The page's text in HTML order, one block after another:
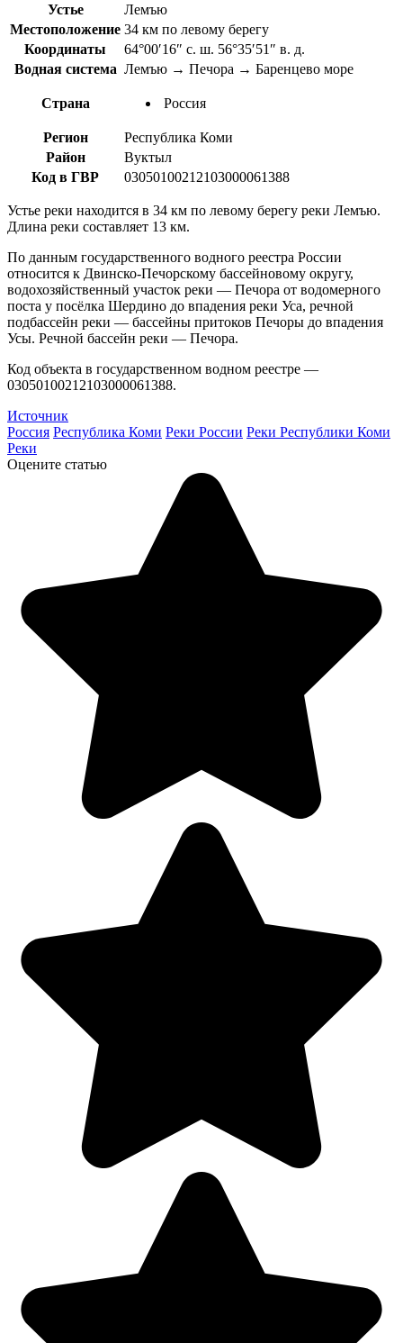
Устье
Лемъю
Местоположение 34 км по левому берегу
Координаты
64°00′16″ с. ш. 56°35′51″ в. д.
Водная система Лемъю → Печора → Баренцево море
Страна Россия
Регион
Республика Коми
Район
Вуктыл
Код в ГВР
03050100212103000061388
Устье реки находится в 34 км по левому берегу реки Лемъю.
Длина реки составляет 13 км.
По данным государственного водного реестра России
относится к Двинско-Печорскому бассейновому округу,
водохозяйственный участок реки — Печора от водомерного
поста у посёлка Шердино до впадения реки Уса, речной
подбассейн реки — бассейны притоков Печоры до впадения
Усы. Речной бассейн реки — Печора.
Код объекта в государственном водном реестре —
03050100212103000061388.
Источник
Россия Республика Коми Реки России Реки Республики Коми
Реки
Оцените статью